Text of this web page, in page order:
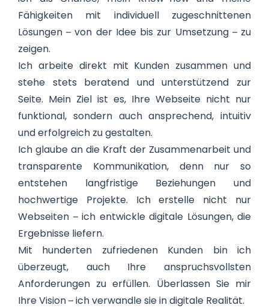
Fähigkeiten mit individuell zugeschnittenen
Lösungen – von der Idee bis zur Umsetzung – zu
zeigen.
Ich arbeite direkt mit Kunden zusammen und
stehe stets beratend und unterstützend zur
Seite. Mein Ziel ist es, Ihre Webseite nicht nur
funktional, sondern auch ansprechend, intuitiv
und erfolgreich zu gestalten.
Ich glaube an die Kraft der Zusammenarbeit und
transparente Kommunikation, denn nur so
entstehen langfristige Beziehungen und
hochwertige Projekte. Ich erstelle nicht nur
Webseiten – ich entwickle digitale Lösungen, die
Ergebnisse liefern.
Mit hunderten zufriedenen Kunden bin ich
überzeugt, auch Ihre anspruchsvollsten
Anforderungen zu erfüllen. Überlassen Sie mir
Ihre Vision – ich verwandle sie in digitale Realität.